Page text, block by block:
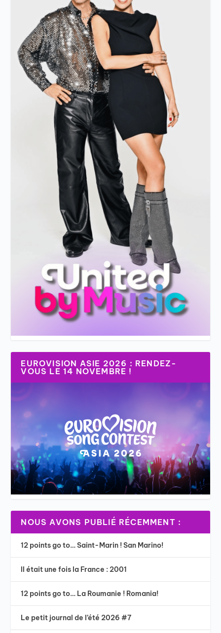
EUROVISION ASIE 2026 : RENDEZ-
VOUS LE 14 NOVEMBRE !
NOUS AVONS PUBLIÉ RÉCEMMENT :
12 points go to… Saint-Marin ! San Marino!
Il était une fois la France : 2001
12 points go to… La Roumanie ! Romania!
Le petit journal de l’été 2026 #7